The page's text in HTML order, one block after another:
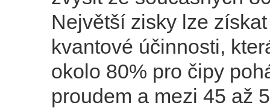
Největší zisky lze
kvantové účinnosti,
okolo 80% pro čipy
proudem a mezi 45 až